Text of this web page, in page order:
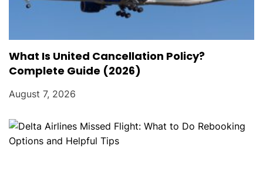
What Is United Cancellation Policy?
Complete Guide (2026)
August 7, 2026